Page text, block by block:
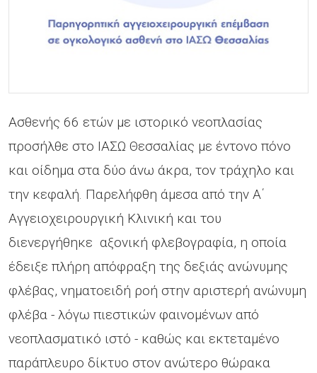
Ασθενής 66 ετών με ιστορικό νεοπλασίας
προσήλθε στο ΙΑΣΩ Θεσσαλίας με έντονο πόνο
και οίδημα στα δύο άνω άκρα, τον τράχηλο και
την κεφαλή. Παρελήφθη άμεσα από την Α΄
Αγγειοχειρουργική Κλινική και του
διενεργήθηκε αξονική φλεβογραφία, η οποία
έδειξε πλήρη απόφραξη της δεξιάς ανώνυμης
φλέβας, νηματοειδή ροή στην αριστερή ανώνυμη
φλέβα - λόγω πιεστικών φαινομένων από
νεοπλασματικό ιστό - καθώς και εκτεταμένο
παράπλευρο δίκτυο στον ανώτερο θώρακα